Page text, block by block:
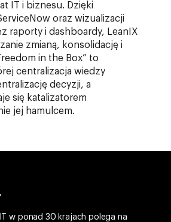
IT i biznesu. Dzięki
oraz wizualizacji
raporty i dashboardy, LeanIX
zmianą, konsolidację i
in the Box” to
centralizacja wiedzy
decyzji, a
się katalizatorem
jej hamulcem.
w ponad 30 krajach polega na